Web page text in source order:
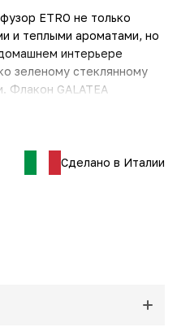
ETRO не только
и теплыми ароматами, но
интерьере
зеленому стеклянному
Флакон GALATEA
жидкостью 250 мл
Сделано в Италии